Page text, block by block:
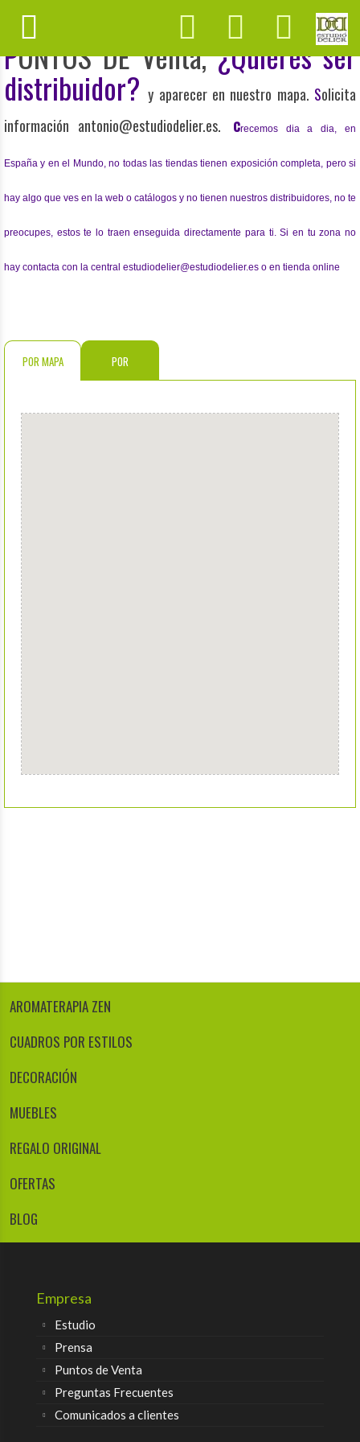
PUNTOS DE Venta,¿Quieres ser
distribuidor? y aparecer en nuestro mapa. Solicita
información antonio@estudiodelier.es.
crecemos dia a dia, en
España y en el Mundo, no todas las tiendas tienen exposición completa, pero si
hay algo que ves en la web o catálogos y no tienen nuestros distribuidores, no te
preocupes, estos te lo traen enseguida directamente para ti. Si en tu zona no
hay contacta con la central estudiodelier@estudiodelier.es o en tienda online
POR MAPA POR
AROMATERAPIA ZEN
CUADROS POR ESTILOS
DECORACIÓN
MUEBLES
REGALO ORIGINAL
OFERTAS
BLOG
Empresa
Estudio
Prensa
Puntos de Venta
Preguntas Frecuentes
Comunicados a clientes